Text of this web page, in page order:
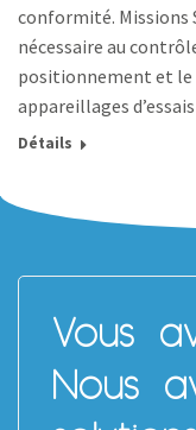
conformité. Missions
nécessaire au
positionnement et le
appareillages
Détails
Vous
Nous